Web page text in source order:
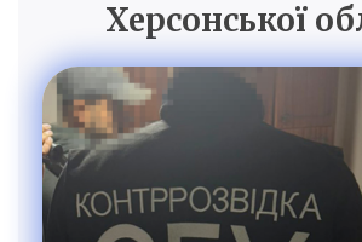
Херсонської